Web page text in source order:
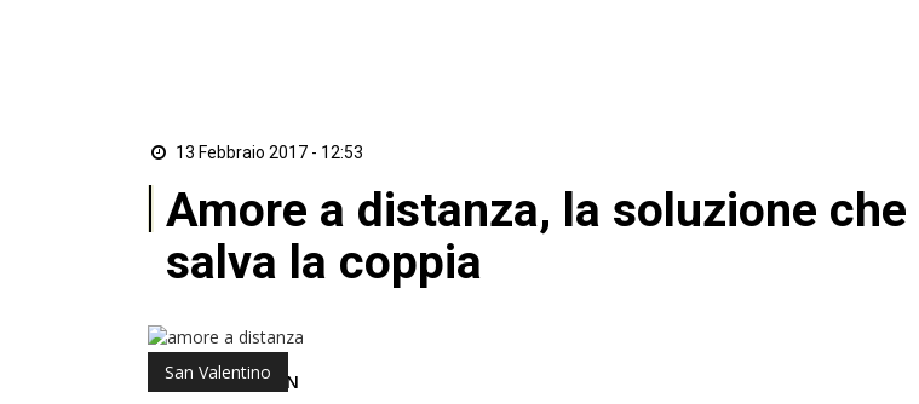
13 Febbraio 2017 - 12:53
Amore a distanza, la soluzione che
salva la coppia
San Valentino
di Redazione ZON